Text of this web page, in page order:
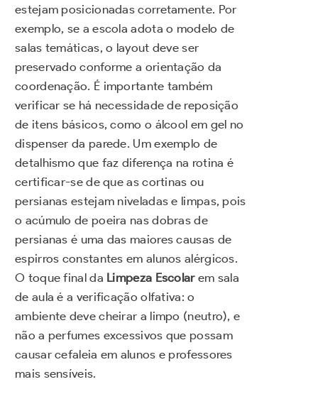
estejam posicionadas corretamente. Por
exemplo, se a escola adota o modelo de
salas temáticas, o layout deve ser
preservado conforme a orientação da
coordenação. É importante também
verificar se há necessidade de reposição
de itens básicos, como o álcool em gel no
dispenser da parede. Um exemplo de
detalhismo que faz diferença na rotina é
certificar-se de que as cortinas ou
persianas estejam niveladas e limpas, pois
o acúmulo de poeira nas dobras de
persianas é uma das maiores causas de
espirros constantes em alunos alérgicos.
O toque final da Limpeza Escolarem sala
de aula é a verificação olfativa: o
ambiente deve cheirar a limpo (neutro), e
não a perfumes excessivos que possam
causar cefaleia em alunos e professores
mais sensíveis.